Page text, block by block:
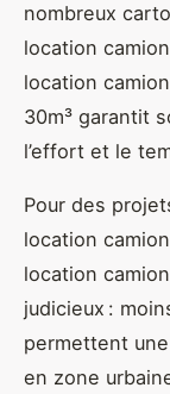
nombreux
location
location
30m³ garantit
l’effort et le
Pour des
location
location
judicieux :
permettent
en zone